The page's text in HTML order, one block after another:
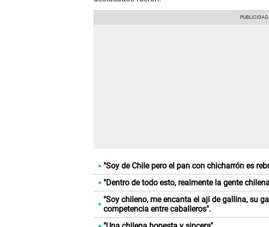
"Soy de Chile pero el pan con chicharrón es
"Dentro de todo esto, realmente la gente
"Soy chileno, me encanta el ají de gallina, su
competencia entre caballeros".